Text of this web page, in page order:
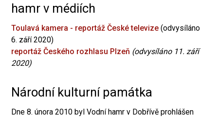
hamr v médiích
Toulavá kamera - reportáž České televize (odvysíláno
6. září 2020)
reportáž Českého rozhlasu Plzeň (odvysíláno 11. září
2020)
Národní kulturní památka
Dne 8. února 2010 byl Vodní hamr v Dobřívě prohlášen